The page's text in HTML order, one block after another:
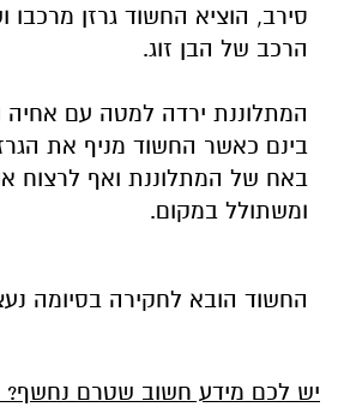
סירב, הוציא החשוד גרזן
הרכב של הבן זוג.
המתלוננת ירדה למטה עם אחיה
בינם כאשר החשוד מניף את
באח של המתלוננת ואף לרצוח
ומשתולל במקום.
החשוד הובא לחקירה בסיומה
יש לכם מידע חשוב שטרם נחשף?